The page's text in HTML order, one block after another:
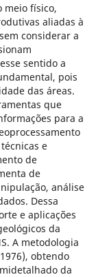
meio físico,
aliadas à
considerar a
sentido a
pois
das áreas.
que
para a
e
de
de
análise
Dessa
e aplicações
da
A metodologia
obtendo
da